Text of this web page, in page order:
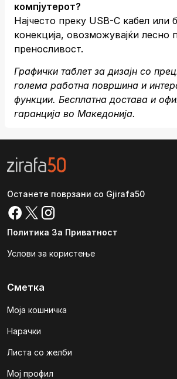
компјутерот?
Најчесто преку USB-C кабел или
конекција, овозможувајќи лесно
преносливост.
Графички таблет за дизајн со
голема работна површина и
функции. Бесплатна достава и
гаранција во Македонија.
Останете поврзани со Gjirafa50
Политика За Приватност
Услови за користење
Сметка
Моја кошничка
Нарачки
Листа со желби
Мој профил